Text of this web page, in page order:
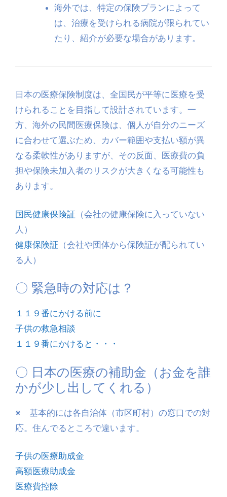
海外では、特定の保険プランによって
は、治療を受けられる病院が限られてい
たり、紹介が必要な場合があります。
日本の医療保険制度は、全国民が平等に医療を受
けられることを目指して設計されています。一
方、海外の民間医療保険は、個人が自分のニーズ
に合わせて選ぶため、カバー範囲や支払い額が異
なる柔軟性がありますが、その反面、医療費の負
担や保険未加入者のリスクが大きくなる可能性も
あります。
国民健康保険証 （会社の健康保険に入っていない
人）
健康保険証 （会社や団体から保険証が配られてい
る人）
〇 緊急時の対応は？
１１９番にかける前に
子供の救急相談
１１９番にかけると・・・
〇 日本の医療の補助金（お金を誰
かが少し出してくれる）
※ 基本的には各自治体（市区町村）の窓口での対
応。住んでるところで違います。
子供の医療助成金
高額医療助成金
医療費控除